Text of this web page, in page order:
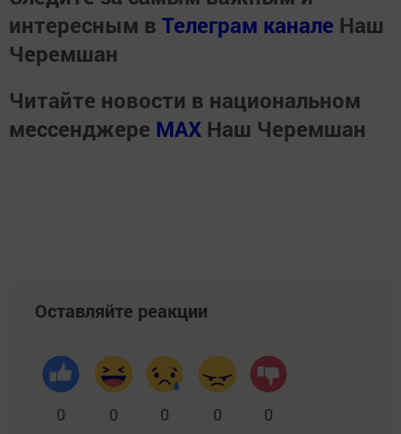
интересным в Телеграм канале Наш
Черемшан
Читайте новости в национальном
мессенджере MАХ Наш Черемшан
Оставляйте реакции
0 0 0 0 0